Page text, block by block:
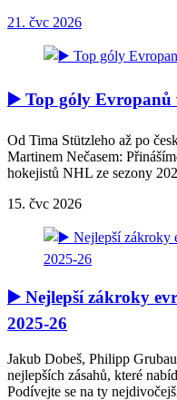
21. čvc 2026
▶️ Top góly Evropanů
Od Tima Stützleho až po
Martinem Nečasem:
hokejistů NHL ze sezony
15. čvc 2026
▶️ Nejlepší zákroky
2025-26
Jakub Dobeš, Philipp
nejlepších zásahů, které
Podívejte se na ty